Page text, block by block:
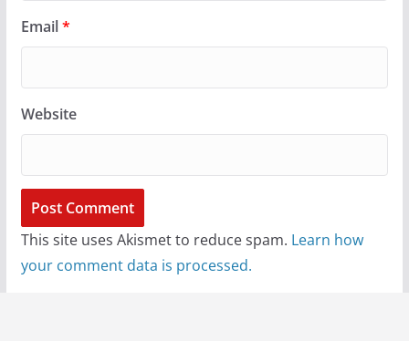
Email*
Website
This site uses Akismet to reduce spam. Learn how
your comment data is processed.